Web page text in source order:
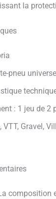
la
pneu universel
: 1 jeu de 2
VTT, Gravel,
composition